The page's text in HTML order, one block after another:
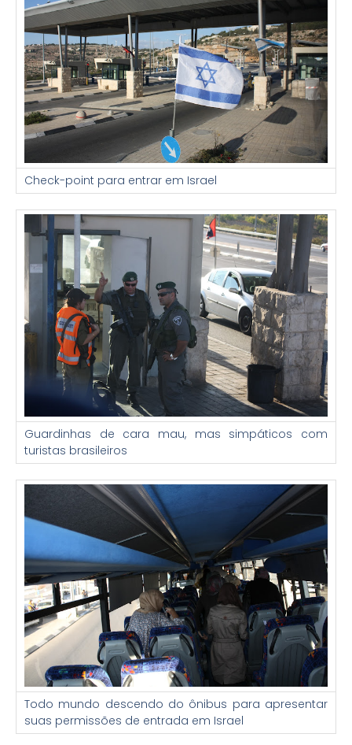
Check-point para entrar em Israel
Guardinhas de cara mau, mas simpáticos com
turistas brasileiros
Todo mundo descendo do ônibus para apresentar
suas permissões de entrada em Israel